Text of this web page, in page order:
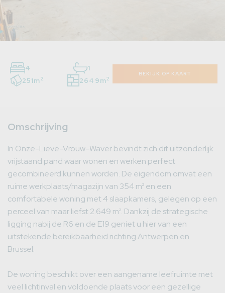
4
1
251m2 2649m2
BEKIJK OP KAART
Omschrijving
In Onze-Lieve-Vrouw-Waver bevindt zich dit uitzonderlijk
vrijstaand pand waar wonen en werken perfect
gecombineerd kunnen worden. De eigendom omvat een
ruime werkplaats/magazijn van 354 m² en een
comfortabele woning met 4 slaapkamers, gelegen op een
perceel van maar liefst 2.649 m². Dankzij de strategische
ligging nabij de R6 en de E19 geniet u hier van een
uitstekende bereikbaarheid richting Antwerpen en
Brussel.
De woning beschikt over een aangename leefruimte met
veel lichtinval en voldoende plaats voor een gezellige